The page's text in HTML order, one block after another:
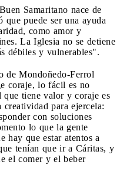
Samaritano nace de
puede ser una ayuda
como amor y
La Iglesia no se detiene
débiles y vulnerables".
de Mondoñedo-Ferrol
coraje, lo fácil es no
que tiene valor y coraje es
creatividad para ejercela:
con soluciones
lo que la gente
hay que estar atentos a
tenían que ir a Cáritas, y
el comer y el beber